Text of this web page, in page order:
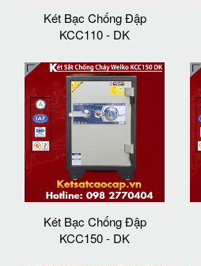
Két Bạc Chống Đập
KCC110 - DK
Két Bạc Chống Đập
KCC150 - DK